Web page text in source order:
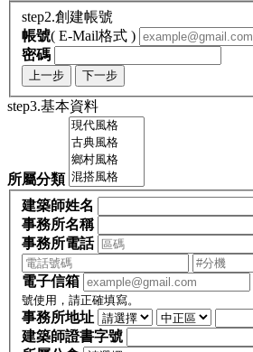
step2.創建帳號
帳號( E-Mail格式 )
密碼
上一步 下一步
step3.基本資料
所屬分類
建築師姓名
事務所名稱
事務所電話
電子信箱
號使用，請正確填寫。
事務所地址
建築師證書字號